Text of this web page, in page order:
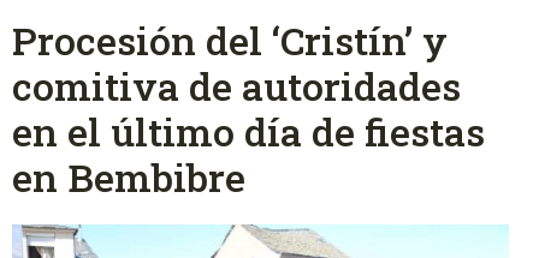
Procesión del ‘Cristín’ y
comitiva de autoridades
en el último día de fiestas
en Bembibre